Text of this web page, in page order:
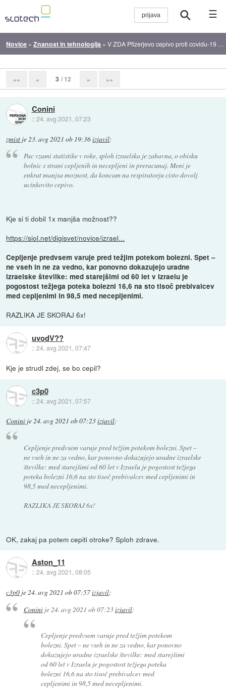
☰
Novice »Znanost in tehnologija »V ZDA Pfizerjevo cepivo proti covidu-19 dobilo redno dovoljenje
«« « 3 / 12 » »»
Conini
::24. avg 2021, 07:23
zmist je23. avg 2021 ob 19:36izjavil:
Pac vzami statistike v roke, sploh izraelska je zabavna, o obisku
bolnic s strani cepljenih in necepljeni in preracunaj. Meni je
enkrat manjsa moznost, da koncam na respiratorju cisto dovolj
ucinkovito cepivo.
Kje si ti dobil 1x manjša možnost??
https://siol.net/digisvet/novice/izrael...
Cepljenje predvsem varuje pred težjim potekom bolezni. Spet –
ne vseh in ne za vedno, kar ponovno dokazujejo uradne
izraelske številke: med starejšimi od 60 let v Izraelu je
pogostost težjega poteka bolezni 16,6 na sto tisoč prebivalcev
med cepljenimi in 98,5 med necepljenimi.
RAZLIKA JE SKORAJ 6x!
uvodV??
::24. avg 2021, 07:47
Kje je strudl zdej, se bo cepil?
c3p0
::24. avg 2021, 07:57
Conini je24. avg 2021 ob 07:23izjavil:
Cepljenje predvsem varuje pred težjim potekom bolezni. Spet –
ne vseh in ne za vedno, kar ponovno dokazujejo uradne izraelske
številke: med starejšimi od 60 let v Izraelu je pogostost težjega
poteka bolezni 16,6 na sto tisoč prebivalcev med cepljenimi in
98,5 med necepljenimi.
RAZLIKA JE SKORAJ 6x!
OK, zakaj pa potem cepiti otroke? Sploh zdrave.
Aston_11
::24. avg 2021, 08:05
c3p0 je24. avg 2021 ob 07:57izjavil:
Coninije 24. avg 2021 ob 07:23izjavil:
Cepljenje predvsem varuje pred težjim potekom
bolezni. Spet – ne vseh in ne za vedno, kar ponovno
dokazujejo uradne izraelske številke: med starejšimi
od 60 let v Izraelu je pogostost težjega poteka
bolezni 16,6 na sto tisoč prebivalcev med
cepljenimi in 98,5 med necepljenimi.